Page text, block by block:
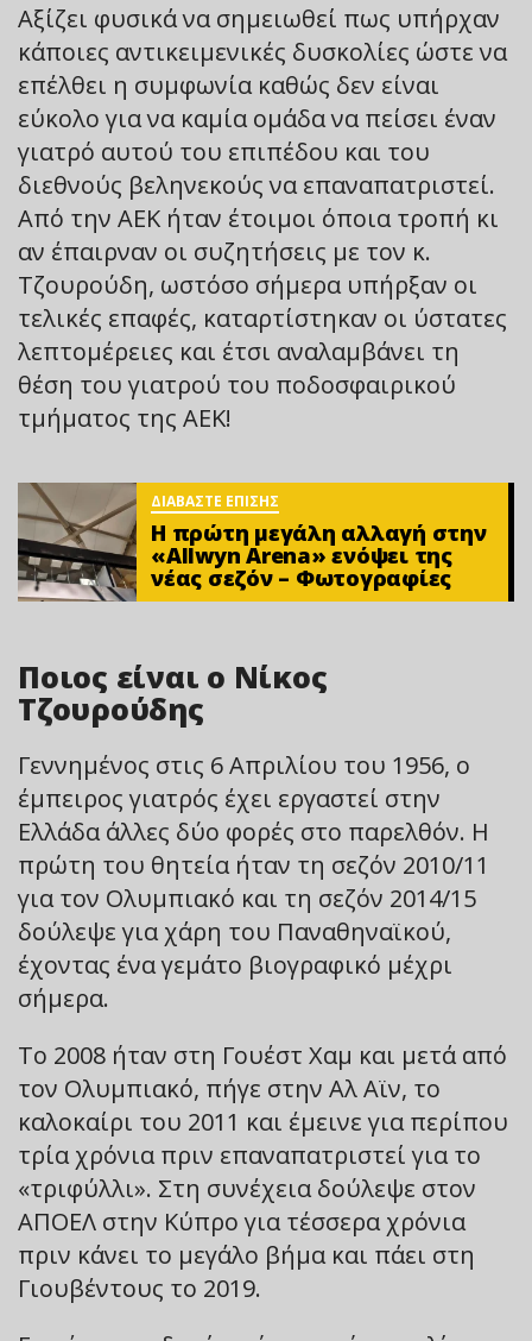
Αξίζει φυσικά να σημειωθεί πως υπήρχαν
κάποιες αντικειμενικές δυσκολίες ώστε να
επέλθει η συμφωνία καθώς δεν είναι
εύκολο για να καμία ομάδα να πείσει έναν
γιατρό αυτού του επιπέδου και του
διεθνούς βεληνεκούς να επαναπατριστεί.
Από την ΑΕΚ ήταν έτοιμοι όποια τροπή κι
αν έπαιρναν οι συζητήσεις με τον κ.
Τζουρούδη, ωστόσο σήμερα υπήρξαν οι
τελικές επαφές, καταρτίστηκαν οι ύστατες
λεπτομέρειες και έτσι αναλαμβάνει τη
θέση του γιατρού του ποδοσφαιρικού
τμήματος της ΑΕΚ!
ΔΙΑΒΑΣΤΕ ΕΠΙΣΗΣ
Η πρώτη μεγάλη αλλαγή στην
«Αllwyn Arena» ενόψει της
νέας σεζόν – Φωτoγραφίες
Ποιος είναι ο Νίκος
Τζουρούδης
Γεννημένος στις 6 Απριλίου του 1956, ο
έμπειρος γιατρός έχει εργαστεί στην
Ελλάδα άλλες δύο φορές στο παρελθόν. Η
πρώτη του θητεία ήταν τη σεζόν 2010/11
για τον Ολυμπιακό και τη σεζόν 2014/15
δούλεψε για χάρη του Παναθηναϊκού,
έχοντας ένα γεμάτο βιογραφικό μέχρι
σήμερα.
Το 2008 ήταν στη Γουέστ Χαμ και μετά από
τον Ολυμπιακό, πήγε στην Αλ Αϊν, το
καλοκαίρι του 2011 και έμεινε για περίπου
τρία χρόνια πριν επαναπατριστεί για το
«τριφύλλι». Στη συνέχεια δούλεψε στον
ΑΠΟΕΛ στην Κύπρο για τέσσερα χρόνια
πριν κάνει το μεγάλο βήμα και πάει στη
Γιουβέντους το 2019.